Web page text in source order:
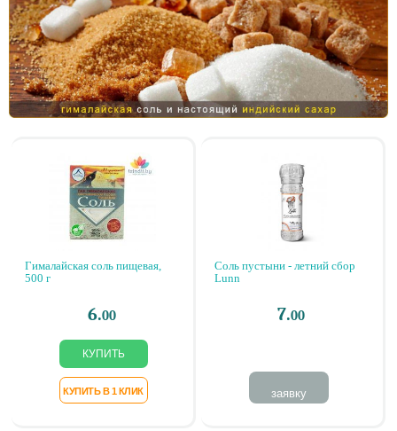
Гималайская соль пищевая,
500 г
6.00
Соль пустыни - летний сбор
Lunn
7.00
заявку